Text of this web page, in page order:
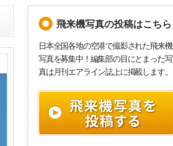
飛来機写真の投稿はこちら
日本全国各地の空港で撮影された飛来機
写真を募集中！編集部の目にとまった写
真は月刊エアライン誌上に掲載します。